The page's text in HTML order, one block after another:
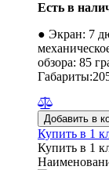
Есть в
● Экран: 7
обзора: 85
Купить в 1
Купить в 1